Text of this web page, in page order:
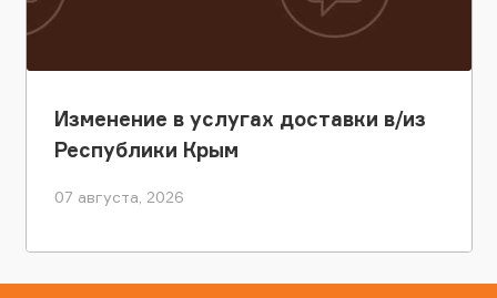
Изменение в услугах доставки в/из
Республики Крым
07 августа, 2026